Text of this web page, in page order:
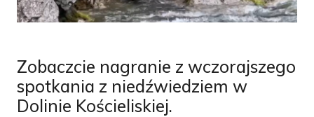
Zobaczcie nagranie z wczorajszego
spotkania z niedźwiedziem w
Dolinie Kościeliskiej.